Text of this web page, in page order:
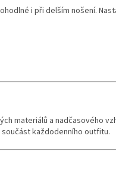
i při delším nošení.
materiálů a nadčasového
každodenního outfitu.